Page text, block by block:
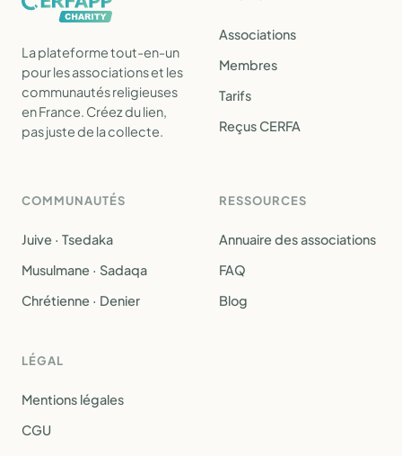
La plateforme tout-en-un
pour les associations et les
communautés religieuses
en France. Créez du lien,
pas juste de la collecte.
Associations
Membres
Tarifs
Reçus CERFA
COMMUNAUTÉS
Juive · Tsedaka
Musulmane · Sadaqa
Chrétienne · Denier
RESSOURCES
Annuaire des associations
FAQ
Blog
LÉGAL
Mentions légales
CGU